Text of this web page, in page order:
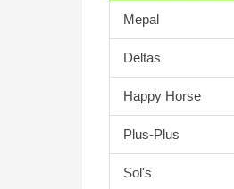
Mepal
Deltas
Happy Horse
Plus-Plus
Sol's